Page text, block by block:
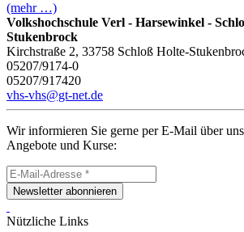
(mehr …)
Volkshochschule Verl - Harsewinkel -
Stukenbrock
Kirchstraße 2, 33758 Schloß Holte-
05207/9174-0
05207/917420
vhs-vhs@gt-net.de
Wir informieren Sie gerne per E-Mail über
Angebote und Kurse:
Newsletter abonnieren
Nützliche Links